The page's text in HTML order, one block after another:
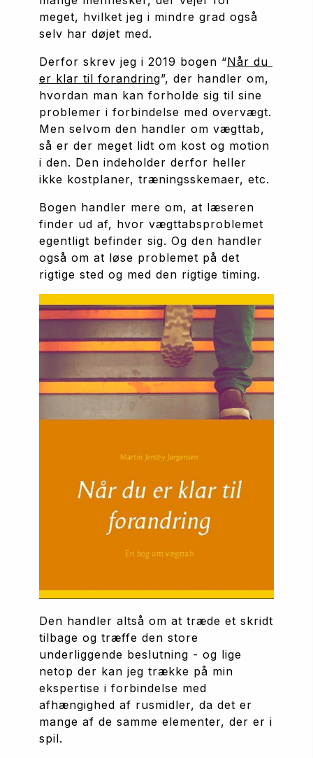
meget, hvilket jeg i mindre grad også
selv har døjet med.
Derfor skrev jeg i 2019 bogen “Når du
er klar til forandring”, der handler om,
hvordan man kan forholde sig til sine
problemer i forbindelse med overvægt.
Men selvom den handler om vægttab,
så er der meget lidt om kost og motion
i den. Den indeholder derfor heller
ikke kostplaner, træningsskemaer, etc.
Bogen handler mere om, at læseren
finder ud af, hvor vægttabsproblemet
egentligt befinder sig. Og den handler
også om at løse problemet på det
rigtige sted og med den rigtige timing.
Den handler altså om at træde et skridt
tilbage og træffe den store
underliggende beslutning - og lige
netop der kan jeg trække på min
ekspertise i forbindelse med
afhængighed af rusmidler, da det er
mange af de samme elementer, der er i
spil.